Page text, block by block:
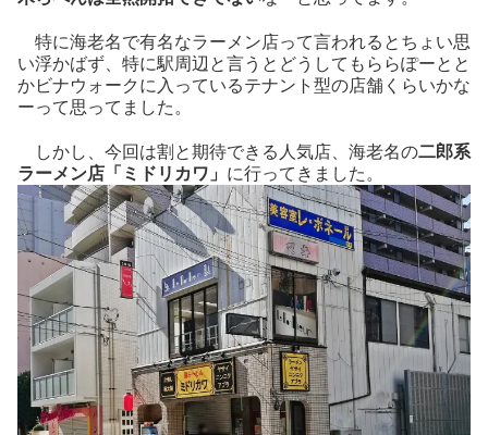
特に海老名で有名なラーメン店って言われるとちょい思
い浮かばず、特に駅周辺と言うとどうしてもららぽーとと
かビナウォークに入っているテナント型の店舗くらいかな
ーって思ってました。
しかし、今回は割と期待できる人気店、海老名の二郎系
ラーメン店「ミドリカワ」 に行ってきました。